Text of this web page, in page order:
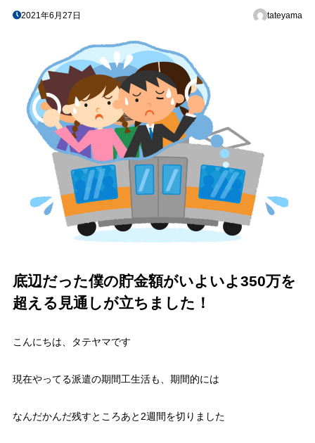
2021年6月27日 tateyama
底辺だった僕の貯金額がいよいよ350万を
超える見通しが立ちました！
こんにちは、タテヤマです
現在やってる派遣の期間工生活も、期間的には
なんだかんだ残すところあと2週間を切りました